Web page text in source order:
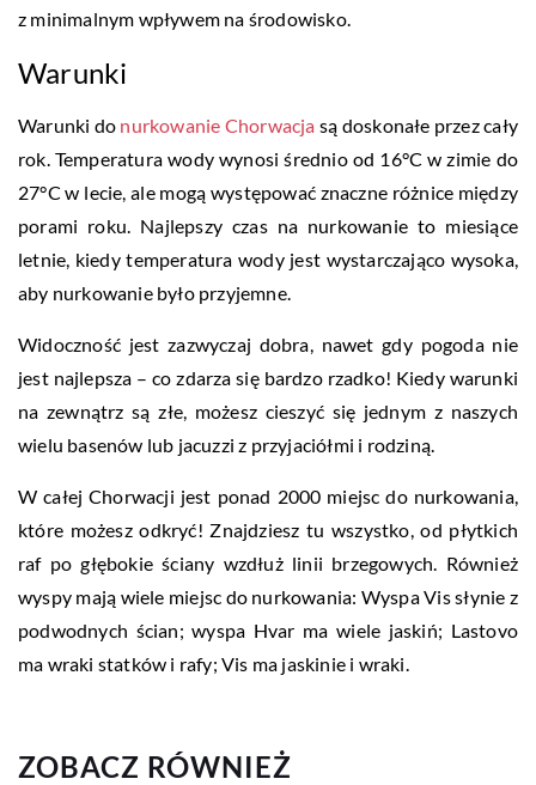
z minimalnym wpływem na środowisko.
Warunki
Warunki do nurkowanie Chorwacja są doskonałe przez cały
rok. Temperatura wody wynosi średnio od 16°C w zimie do
27°C w lecie, ale mogą występować znaczne różnice między
porami roku. Najlepszy czas na nurkowanie to miesiące
letnie, kiedy temperatura wody jest wystarczająco wysoka,
aby nurkowanie było przyjemne.
Widoczność jest zazwyczaj dobra, nawet gdy pogoda nie
jest najlepsza – co zdarza się bardzo rzadko! Kiedy warunki
na zewnątrz są złe, możesz cieszyć się jednym z naszych
wielu basenów lub jacuzzi z przyjaciółmi i rodziną.
W całej Chorwacji jest ponad 2000 miejsc do nurkowania,
które możesz odkryć! Znajdziesz tu wszystko, od płytkich
raf po głębokie ściany wzdłuż linii brzegowych. Również
wyspy mają wiele miejsc do nurkowania: Wyspa Vis słynie z
podwodnych ścian; wyspa Hvar ma wiele jaskiń; Lastovo
ma wraki statków i rafy; Vis ma jaskinie i wraki.
ZOBACZ RÓWNIEŻ